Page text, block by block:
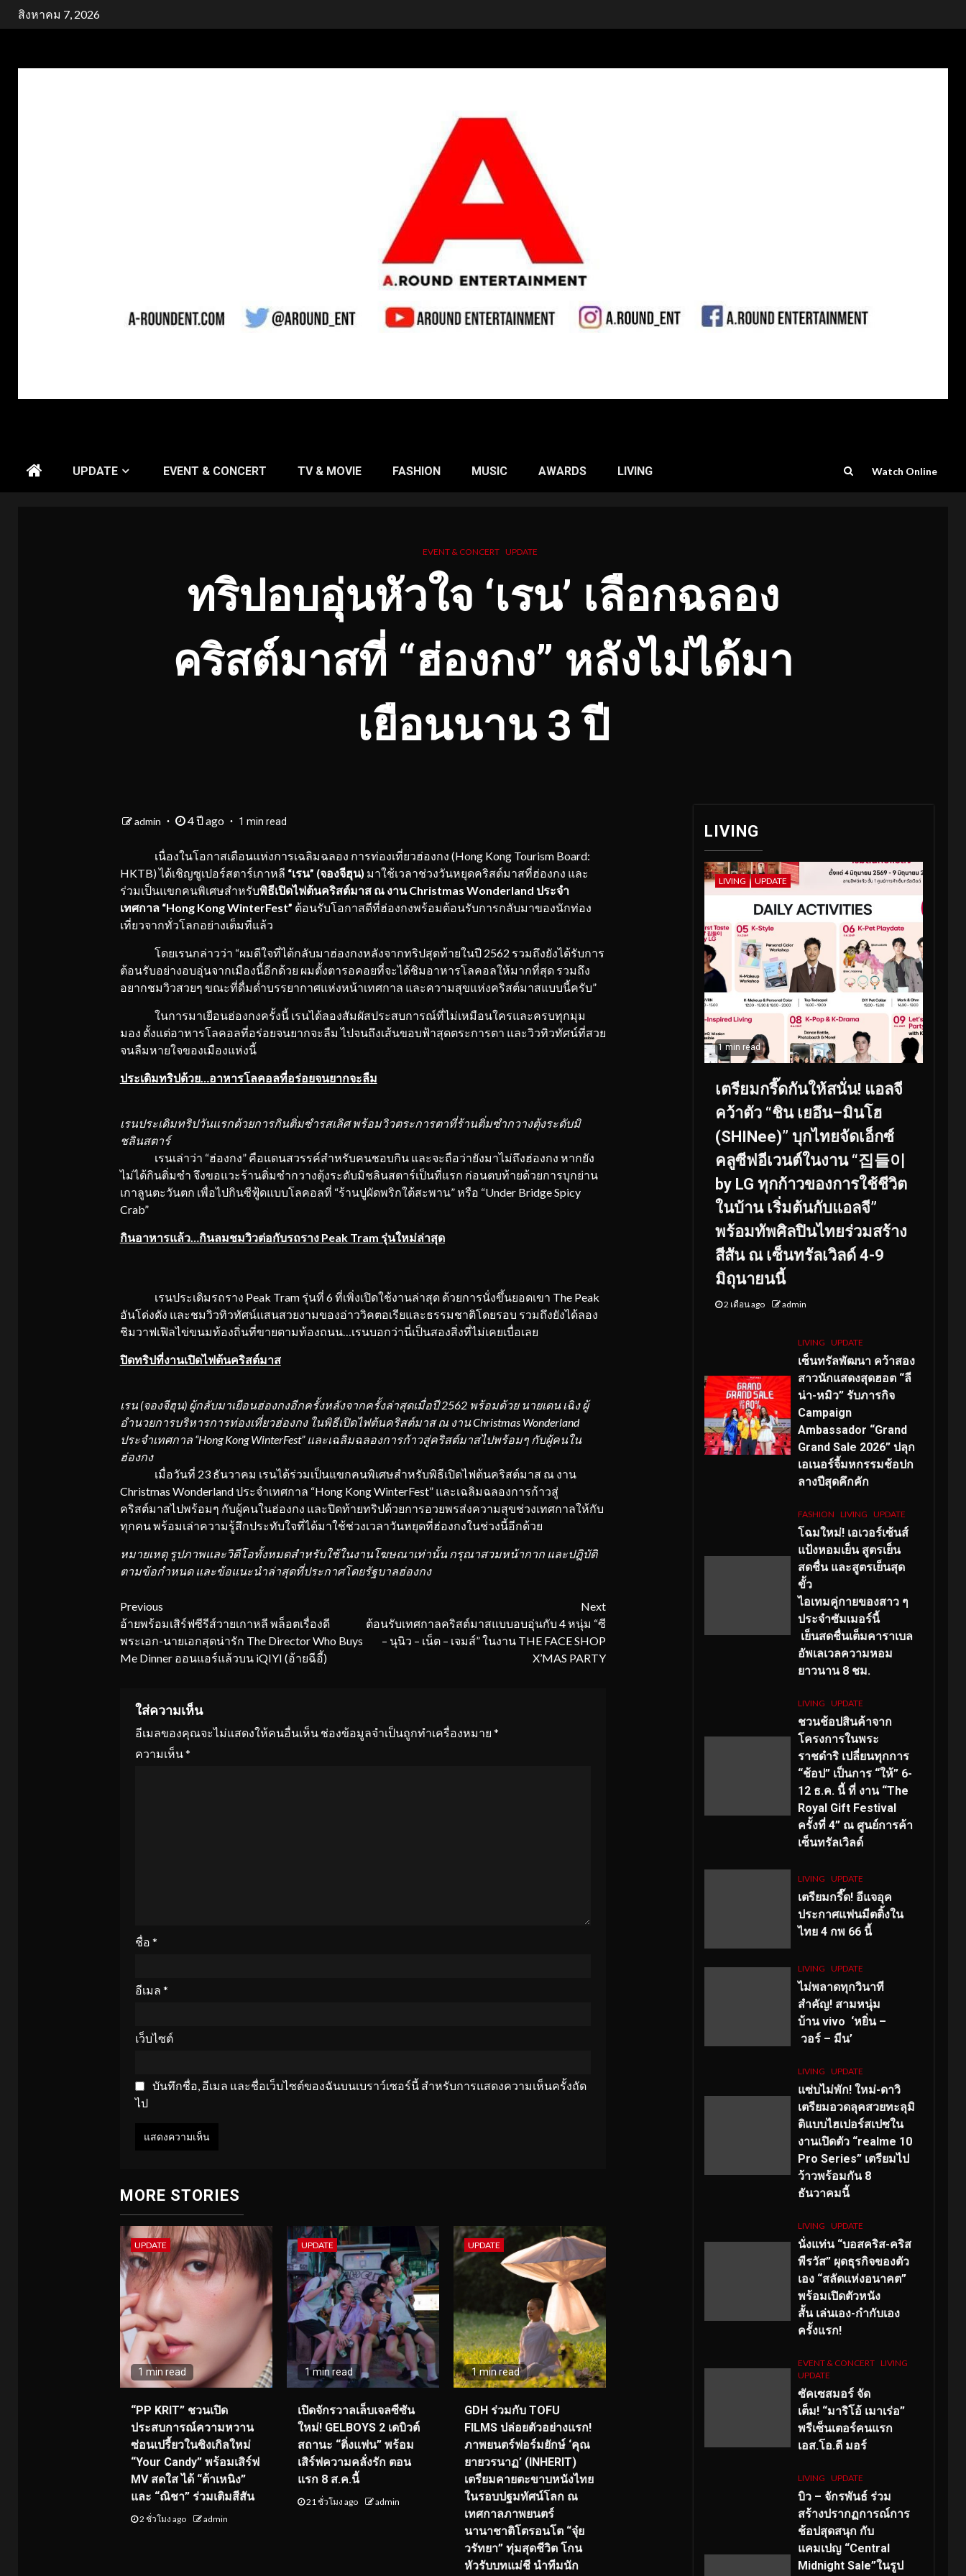
Skipสิงหาคม 7, 2026
UPDATE EVENT & CONCERT TV & MOVIE FASHION MUSIC AWARDS LIVING Watch Online
EVENT & CONCERT UPDATE
ทริปอบอุ่นหัวใจ ‘เรน’ เลือกฉลอง
คริสต์มาสที่ “ฮ่องกง” หลังไม่ได้มา
เยือนนาน 3 ปี
admin 4 ปี ago 1 min read
เนื่องในโอกาสเดือนแห่งการเฉลิมฉลอง การท่องเที่ยวฮ่องกง (Hong Kong Tourism Board:
HKTB) ได้เชิญซูเปอร์สตาร์เกาหลี “เรน” (จองจีฮุน) มาใช้เวลาช่วงวันหยุดคริสต์มาสที่ฮ่องกง และ
ร่วมเป็นแขกคนพิเศษสำหรับพิธีเปิดไฟต้นคริสต์มาส ณ งานChristmas Wonderland ประจำ
เทศกาล “Hong Kong WinterFest” ต้อนรับโอกาสดีที่ฮ่องกงพร้อมต้อนรับการกลับมาของนักท่อง
เที่ยวจากทั่วโลกอย่างเต็มที่แล้ว
โดยเรนกล่าวว่า “ผมดีใจที่ได้กลับมาฮ่องกงหลังจากทริปสุดท้ายในปี 2562 รวมถึงยังได้รับการ
ต้อนรับอย่างอบอุ่นจากเมืองนี้อีกด้วย ผมตั้งตารอคอยที่จะได้ชิมอาหารโลคอลให้มากที่สุด รวมถึง
อยากชมวิวสวยๆ ขณะที่ดื่มด่ำบรรยากาศแห่งหน้าเทศกาล และความสุขแห่งคริสต์มาสแบบนี้ครับ”
ในการมาเยือนฮ่องกงครั้งนี้ เรนได้ลองสัมผัสประสบการณ์ที่ไม่เหมือนใครและครบทุกมุม
มอง ตั้งแต่อาหารโลคอลที่อร่อยจนยากจะลืม ไปจนถึงเส้นขอบฟ้าสุดตระการตา และวิวทิวทัศน์ที่สวย
จนลืมหายใจของเมืองแห่งนี้
ประเดิมทริปด้วย…อาหารโลคอลที่อร่อยจนยากจะลืม
เรนประเดิมทริปวันแรกด้วยการกินติ่มซำรสเลิศ พร้อมวิวตระการตาที่ร้านติ่มซำกวางตุ้งระดับมิ
ชลินสตาร์
เรนเล่าว่า “ฮ่องกง” คือแดนสวรรค์สำหรับคนชอบกิน และจะถือว่ายังมาไม่ถึงฮ่องกง หากยัง
ไม่ได้กินติ่มซำ จึงขอแวะร้านติ่มซำกวางตุ้งระดับมิชลินสตาร์เป็นที่แรก ก่อนตบท้ายด้วยการบุกย่าน
เกาลูนตะวันตก เพื่อไปกินซีฟู้ดแบบโลคอลที่ “ร้านปูผัดพริกใต้สะพาน” หรือ “Under Bridge Spicy
Crab”
กินอาหารแล้ว…กินลมชมวิวต่อกับรถราง Peak Tram รุ่นใหม่ล่าสุด
เรนประเดิมรถราง Peak Tram รุ่นที่ 6 ที่เพิ่งเปิดใช้งานล่าสุด ด้วยการนั่งขึ้นยอดเขา The Peak
อันโด่งดัง และชมวิวทิวทัศน์แสนสวยงามของอ่าววิคตอเรียและธรรมชาติโดยรอบ รวมถึงยังได้ลอง
ชิมวาฟเฟิลไข่ขนมท้องถิ่นที่ขายตามท้องถนน…เรนบอกว่านี่เป็นสองสิ่งที่ไม่เคยเบื่อเลย
ปิดทริปที่งานเปิดไฟต้นคริสต์มาส
เรน (จองจีฮุน) ผู้กลับมาเยือนฮ่องกงอีกครั้งหลังจากครั้งล่าสุดเมื่อปี 2562 พร้อมด้วย นายเดน เฉิง ผู้
อำนวยการบริหารการท่องเที่ยวฮ่องกง ในพิธีเปิดไฟต้นคริสต์มาส ณ งาน Christmas Wonderland
ประจำเทศกาล “Hong Kong WinterFest” และเฉลิมฉลองการก้าวสู่คริสต์มาสไปพร้อมๆ กับผู้คนใน
ฮ่องกง
เมื่อวันที่ 23 ธันวาคม เรนได้ร่วมเป็นแขกคนพิเศษสำหรับพิธีเปิดไฟต้นคริสต์มาส ณ งาน
Christmas Wonderland ประจำเทศกาล “Hong Kong WinterFest” และเฉลิมฉลองการก้าวสู่
คริสต์มาสไปพร้อมๆ กับผู้คนในฮ่องกง และปิดท้ายทริปด้วยการอวยพรส่งความสุขช่วงเทศกาลให้กับ
ทุกคน พร้อมเล่าความรู้สึกประทับใจที่ได้มาใช้ช่วงเวลาวันหยุดที่ฮ่องกงในช่วงนี้อีกด้วย
หมายเหตุ รูปภาพและวิดีโอทั้งหมดสำหรับใช้ในงานโฆษณาเท่านั้น กรุณาสวมหน้ากาก และปฎิบัติ
ตามข้อกำหนด และข้อแนะนำล่าสุดที่ประกาศโดยรัฐบาลฮ่องกง
Continue
Reading
Previous
อ้ายพร้อมเสิร์ฟซีรีส์วายเกาหลี พล็อตเรื่องดี
พระเอก-นายเอกสุดน่ารัก The Director Who Buys
Me Dinner ออนแอร์แล้วบน iQIYI (อ้ายฉีอี้)
Next
ต้อนรับเทศกาลคริสต์มาสแบบอบอุ่นกับ 4 หนุ่ม “ซี
– นุนิว – เน็ต – เจมส์” ในงาน THE FACE SHOP
X’MAS PARTY
ใส่ความเห็น
อีเมลของคุณจะไม่แสดงให้คนอื่นเห็น ช่องข้อมูลจำเป็นถูกทำเครื่องหมาย *
ความเห็น*
ชื่อ *
อีเมล *
เว็บไซต์
บันทึกชื่อ, อีเมล และชื่อเว็บไซต์ของฉันบนเบราว์เซอร์นี้ สำหรับการแสดงความเห็นครั้งถัด
ไป
MORE STORIES
UPDATE
1 min read
“PP KRIT” ชวนเปิด
ประสบการณ์ความหวาน
ซ่อนเปรี้ยวในซิงเกิลใหม่
“Your Candy” พร้อมเสิร์ฟ
MV สดใส ได้ “ต้าเหนิง”
และ “ณิชา” ร่วมเติมสีสัน
2 ชั่วโมง ago admin
UPDATE
1 min read
เปิดจักรวาลเล็บเจลซีซัน
ใหม่! GELBOYS 2 เดบิวต์
สถานะ “ติ่งแฟน” พร้อม
เสิร์ฟความคลั่งรัก ตอน
แรก 8 ส.ค.นี้
21 ชั่วโมง ago admin
UPDATE
1 min read
GDH ร่วมกับ TOFU
FILMS ปล่อยตัวอย่างแรก!
ภาพยนตร์ฟอร์มยักษ์ ‘คุณ
ยายวรนาฏ’ (INHERIT)
เตรียมคายตะขาบหนังไทย
ในรอบปฐมทัศน์โลก ณ
เทศกาลภาพยนตร์
นานาชาติโตรอนโต “จุ๋ย
วรัทยา” ทุ่มสุดชีวิต โกน
หัวรับบทแม่ชี นำทีมนัก
LIVING
LIVING UPDATE
1 min read
เตรียมกรี๊ดกันให้สนั่น! แอลจี
คว้าตัว “ชิน เยอึน–มินโฮ
(SHINee)” บุกไทยจัดเอ็กซ์
คลูซีฟอีเวนต์ในงาน “집들이
by LG ทุกก้าวของการใช้ชีวิต
ในบ้าน เริ่มต้นกับแอลจี”
พร้อมทัพศิลปินไทยร่วมสร้าง
สีสัน ณ เซ็นทรัลเวิลด์ 4-9
มิถุนายนนี้
2 เดือน ago admin
LIVING UPDATE
เซ็นทรัลพัฒนา คว้าสอง
สาวนักแสดงสุดฮอต “ลี
น่า-หมิว” รับภารกิจ
Campaign
Ambassador “Grand
Grand Sale 2026” ปลุก
เอเนอร์จี้มหกรรมช้อปก
ลางปีสุดคึกคัก
FASHION LIVING UPDATE
โฉมใหม่! เอเวอร์เซ้นส์
แป้งหอมเย็น สูตรเย็น
สดชื่น และสูตรเย็นสุด
ขั้ว
ไอเทมคู่กายของสาว ๆ
ประจำซัมเมอร์นี้
เย็นสดชื่นเต็มคาราเบล
อัพเลเวลความหอม
ยาวนาน 8 ชม.
LIVING UPDATE
ชวนช้อปสินค้าจาก
โครงการในพระ
ราชดำริ เปลี่ยนทุกการ
“ช้อป” เป็นการ “ให้” 6-
12 ธ.ค. นี้ ที่ งาน “The
Royal Gift Festival
ครั้งที่ 4” ณ ศูนย์การค้า
เซ็นทรัลเวิลด์
LIVING UPDATE
เตรียมกรี๊ด! อีแจอุค
ประกาศแฟนมีตติ้งใน
ไทย 4 กพ 66 นี้
LIVING UPDATE
ไม่พลาดทุกวินาที
สำคัญ! สามหนุ่ม
บ้าน vivo ‘หยิ่น –
วอร์ – มีน’
LIVING UPDATE
แซ่บไม่พัก! ใหม่-ดาวิ
เตรียมอวดลุคสวยทะลุมิ
ติแบบไฮเปอร์สเปซใน
งานเปิดตัว “realme 10
Pro Series” เตรียมไป
ว้าวพร้อมกัน 8
ธันวาคมนี้
LIVING UPDATE
นั่งแท่น “บอสคริส-คริส
พีรวัส” ผุดธุรกิจของตัว
เอง “สลัดแห่งอนาคต”
พร้อมเปิดตัวหนัง
สั้น เล่นเอง-กำกับเอง
ครั้งแรก!
EVENT & CONCERT LIVING
UPDATE
ซัคเซสมอร์ จัด
เต็ม! “มาริโอ้ เมาเร่อ”
พรีเซ็นเตอร์คนแรก
เอส.โอ.ดี มอร์
LIVING UPDATE
บิว – จักรพันธ์ ร่วม
สร้างปรากฏการณ์การ
ช้อปสุดสนุก กับ
แคมเปญ “Central
Midnight Sale”ในรูป